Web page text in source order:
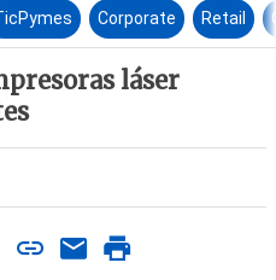
Corporate Retail
láser